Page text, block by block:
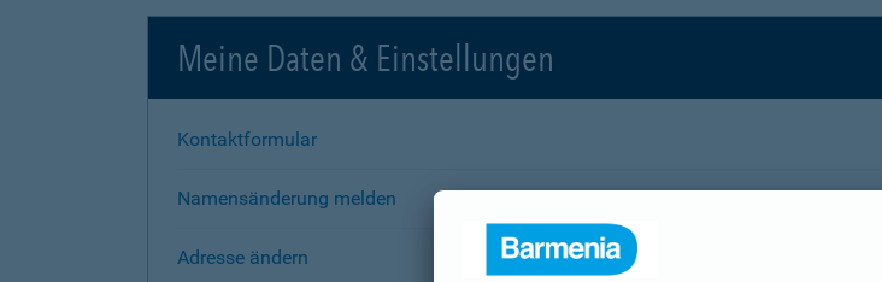
Meine Daten & Einstellungen
Kontaktformular
Namensänderung melden
Adresse ändern